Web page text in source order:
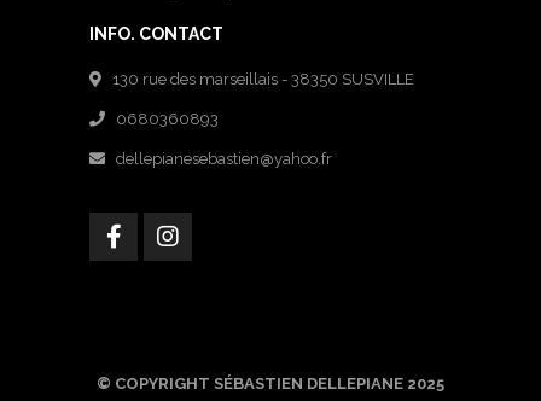
INFO. CONTACT
130 rue des marseillais - 38350 SUSVILLE
0680360893
dellepianesebastien@yahoo.fr
© COPYRIGHT SÉBASTIEN DELLEPIANE 2025